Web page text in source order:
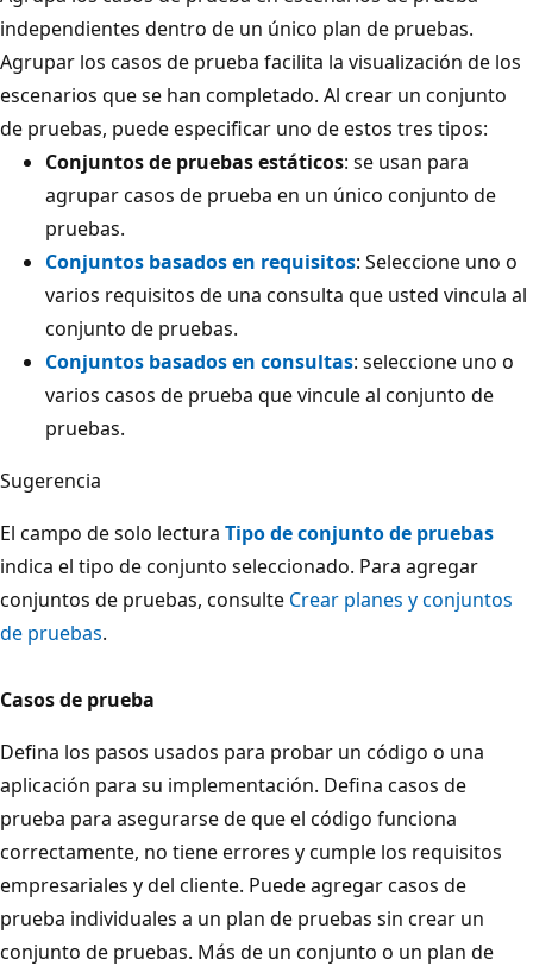
independientes dentro de un único plan de pruebas.
Agrupar los casos de prueba facilita la visualización de los
escenarios que se han completado. Al crear un conjunto
de pruebas, puede especificar uno de estos tres tipos:
Conjuntos de pruebas estáticos: se usan para
agrupar casos de prueba en un único conjunto de
pruebas.
Conjuntos basados en requisitos: Seleccione uno o
varios requisitos de una consulta que usted vincula al
conjunto de pruebas.
Conjuntos basados en consultas: seleccione uno o
varios casos de prueba que vincule al conjunto de
pruebas.
Sugerencia
El campo de solo lectura Tipo de conjunto de pruebas
indica el tipo de conjunto seleccionado. Para agregar
conjuntos de pruebas, consulte Crear planes y conjuntos
de pruebas.
Casos de prueba
Defina los pasos usados para probar un código o una
aplicación para su implementación. Defina casos de
prueba para asegurarse de que el código funciona
correctamente, no tiene errores y cumple los requisitos
empresariales y del cliente. Puede agregar casos de
prueba individuales a un plan de pruebas sin crear un
conjunto de pruebas. Más de un conjunto o un plan de